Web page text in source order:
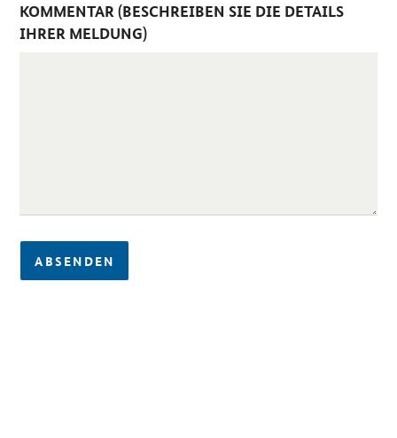
KOMMENTAR (BESCHREIBEN SIE DIE DETAILS
IHRER MELDUNG)
ABSENDEN